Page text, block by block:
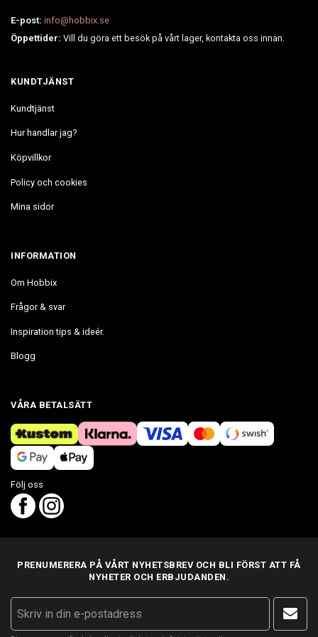
E-post: info@hobbix.se
Öppettider: Vill du göra ett besök på vårt lager, kontakta oss innan.
KUNDTJÄNST
Kundtjänst
Hur handlar jag?
Köpvillkor
Policy och cookies
Mina sidor
INFORMATION
Om Hobbix
Frågor & svar
Inspiration tips & ideér.
Blogg
VÅRA BETALSÄTT
Följ oss
PRENUMERERA PÅ VÅRT NYHETSBREV OCH BLI FÖRST ATT FÅ
NYHETER OCH ERBJUDANDEN.